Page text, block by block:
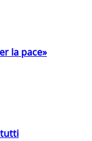
la pace»
tutti